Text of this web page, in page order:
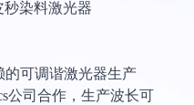
染料激光器
的可调谐激光器生产
公司合作，生产波长可